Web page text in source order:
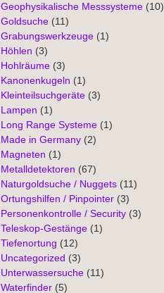
Geophysikalische Messsysteme(10)
Goldsuche(11)
Grabungswerkzeuge(1)
Höhlen (3)
Hohlräume(3)
Kanonenkugeln (1)
Kleinteilsuchgeräte(3)
Lampen (1)
Long Range Systeme(1)
Made in Germany(2)
Magneten (1)
Metalldetektoren (67)
Naturgoldsuche / Nuggets(11)
Ortungshilfen / Pinpointer(3)
Personenkontrolle / Security(3)
Teleskop-Gestänge(1)
Tiefenortung (12)
Uncategorized (3)
Unterwassersuche(11)
Waterfinder(5)